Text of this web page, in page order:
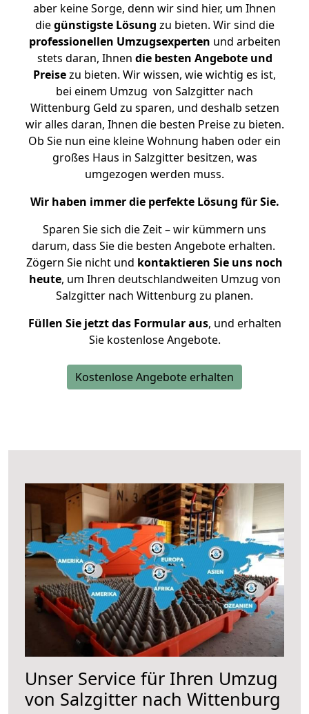
aber keine Sorge, denn wir sind hier, um Ihnen
diegünstigste Lösung zu bieten. Wir sind die
professionellen Umzugsexperten und arbeiten
stets daran, Ihnen die besten Angebote und
Preisezu bieten. Wir wissen, wie wichtig es ist,
bei einem Umzug von Salzgitter nach
Wittenburg Geld zu sparen, und deshalb setzen
wir alles daran, Ihnen die besten Preise zu bieten.
Ob Sie nun eine kleine Wohnung haben oder ein
großes Haus in Salzgitter besitzen, was
umgezogen werden muss.
Wir haben immer die perfekte Lösung für Sie.
Sparen Sie sich die Zeit – wir kümmern uns
darum, dass Sie die besten Angebote erhalten.
Zögern Sie nicht und kontaktieren Sie uns noch
heute, um Ihren deutschlandweiten Umzug von
Salzgitter nach Wittenburg zu planen.
Füllen Sie jetzt das Formular aus, und erhalten
Sie kostenlose Angebote.
Kostenlose Angebote erhalten
Unser Service für Ihren Umzug
von Salzgitter nach Wittenburg